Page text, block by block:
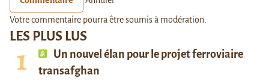
LES PLUS LUS
Un nouvel élan pour le projet ferroviaire
transafghan
Votre commentaire pourra être soumis à modération.